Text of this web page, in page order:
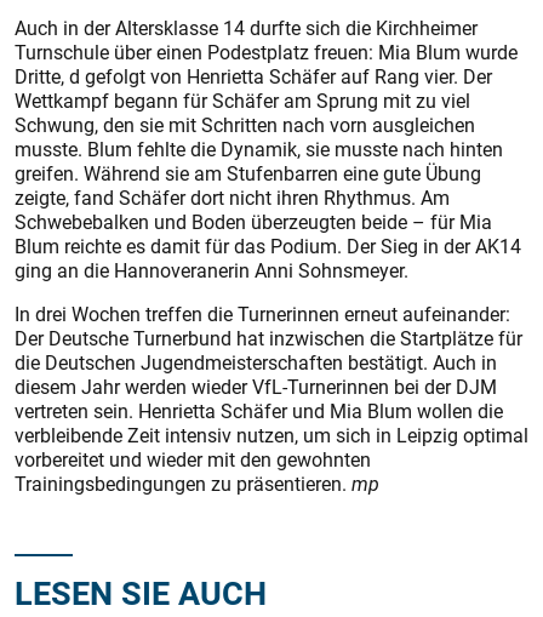
Auch in der Altersklasse 14 durfte sich die Kirchheimer
Turnschule über einen Podestplatz freuen: Mia Blum wurde
Dritte, d gefolgt von Henrietta Schäfer auf Rang vier. Der
Wettkampf begann für Schäfer am Sprung mit zu viel
Schwung, den sie mit Schritten nach vorn ausgleichen
musste. Blum fehlte die Dynamik, sie musste nach hinten
greifen. Während sie am Stufenbarren eine gute Übung
zeigte, fand Schäfer dort nicht ihren Rhythmus. Am
Schwebebalken und Boden überzeugten beide – für Mia
Blum reichte es damit für das Podium. Der Sieg in der AK14
ging an die Hannoveranerin Anni Sohnsmeyer.
In drei Wochen treffen die Turnerinnen erneut aufeinander:
Der Deutsche Turnerbund hat inzwischen die Startplätze für
die Deutschen Jugendmeisterschaften bestätigt. Auch in
diesem Jahr werden wieder VfL-Turnerinnen bei der DJM
vertreten sein. Henrietta Schäfer und Mia Blum wollen die
verbleibende Zeit intensiv nutzen, um sich in Leipzig optimal
vorbereitet und wieder mit den gewohnten
Trainingsbedingungen zu präsentieren. mp
LESEN SIE AUCH